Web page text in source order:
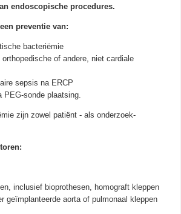
endoscopische procedures.
preventie van:
bacteriëmie
orthopedische of andere, niet cardiale
sepsis na ERCP
PEG-sonde plaatsing.
zijn zowel patiënt - als onderzoek-
inclusief bioprothesen, homograft kleppen
geïmplanteerde aorta of pulmonaal kleppen